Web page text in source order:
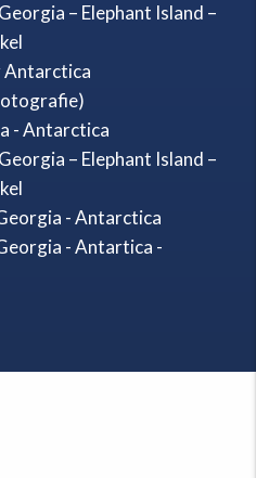
– Elephant Island –
Antarctica
- Antarctica
– Elephant Island –
- Antarctica
- Antartica -